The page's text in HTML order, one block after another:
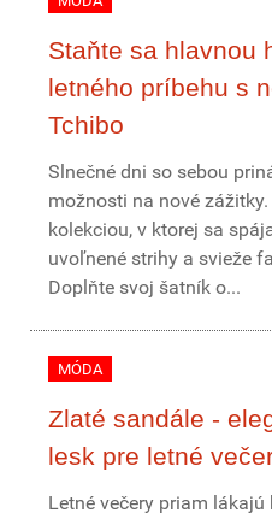
Staňte sa hlavnou
letného príbehu s
Tchibo
Slnečné dni so sebou
možnosti na nové
kolekciou, v ktorej sa
uvoľnené strihy a svieže
Doplňte svoj šatník o...
MÓDA
Zlaté sandále -
lesk pre letné
Letné večery priam